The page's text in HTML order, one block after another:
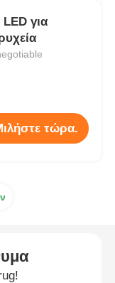
για
τώρα.